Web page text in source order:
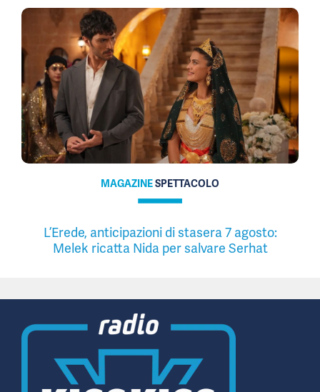
MAGAZINESPETTACOLO
L’Erede, anticipazioni di stasera 7 agosto:
Melek ricatta Nida per salvare Serhat